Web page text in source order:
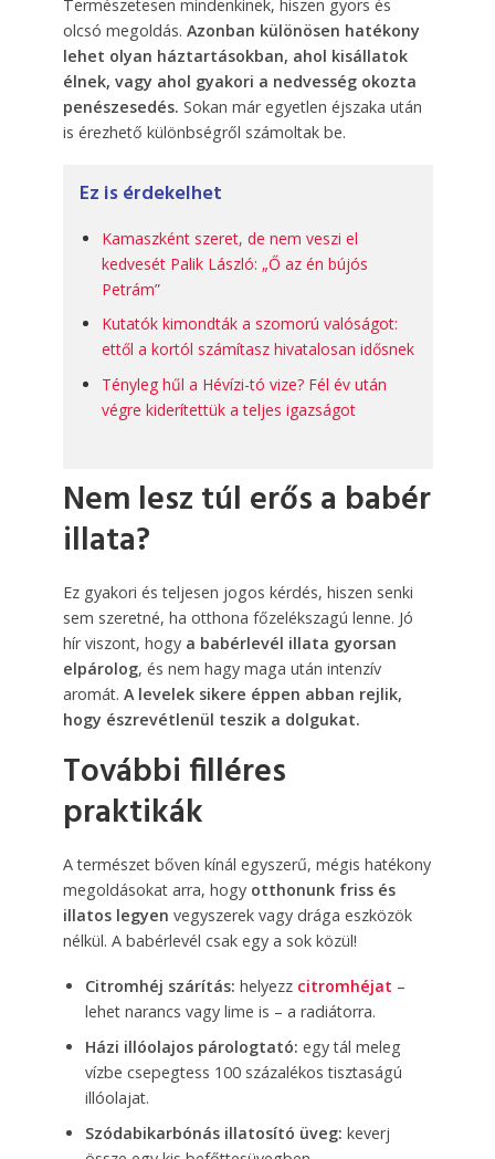
Természetesen mindenkinek, hiszen gyors és
olcsó megoldás. Azonban különösen hatékony
lehet olyan háztartásokban, ahol kisállatok
élnek, vagy ahol gyakori a nedvesség okozta
penészesedés. Sokan már egyetlen éjszaka után
is érezhető különbségről számoltak be.
Ez is érdekelhet
Kamaszként szeret, de nem veszi el
kedvesét Palik László: „Ő az én bújós
Petrám”
Kutatók kimondták a szomorú valóságot:
ettől a kortól számítasz hivatalosan idősnek
Tényleg hűl a Hévízi-tó vize? Fél év után
végre kiderítettük a teljes igazságot
Nem lesz túl erős a babér
illata?
Ez gyakori és teljesen jogos kérdés, hiszen senki
sem szeretné, ha otthona főzelékszagú lenne. Jó
hír viszont, hogy a babérlevél illata gyorsan
elpárolog, és nem hagy maga után intenzív
aromát. A levelek sikere éppen abban rejlik,
hogy észrevétlenül teszik a dolgukat.
További filléres
praktikák
A természet bőven kínál egyszerű, mégis hatékony
megoldásokat arra, hogy otthonunk friss és
illatos legyen vegyszerek vagy drága eszközök
nélkül. A babérlevél csak egy a sok közül!
Citromhéj szárítás: helyezz citromhéjat –
lehet narancs vagy lime is – a radiátorra.
Házi illóolajos párologtató: egy tál meleg
vízbe csepegtess 100 százalékos tisztaságú
illóolajat.
Szódabikarbónás illatosító üveg: keverj